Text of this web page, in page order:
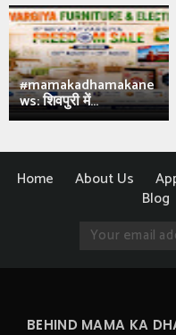
#mamakadhamakane
ws: शिवपुरी में...
Home About Us
Blog
BEHIND MAMA KA